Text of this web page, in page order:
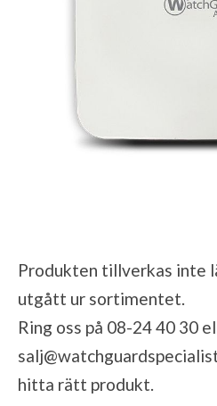
Produkten tillverkas inte
utgått ur sortimentet.
Ring oss på 08-24 40 30
hitta rätt produkt.